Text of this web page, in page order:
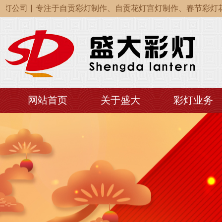
司▏专注于自贡彩灯制作、自贡花灯宫灯制作、春节彩灯花
司▏专注于自贡彩灯制作、自贡花灯宫灯制作、春节彩灯花
网站首页 关于盛大 彩灯业务